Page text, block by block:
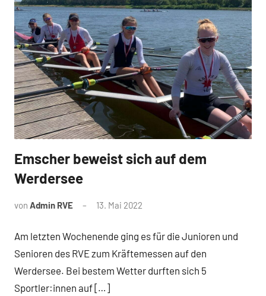
News
Emscher beweist sich auf dem
Werdersee
von Admin RVE 13. Mai 2022
Am letzten Wochenende ging es für die Junioren und
Senioren des RVE zum Kräftemessen auf den
Werdersee. Bei bestem Wetter durften sich 5
Sportler:innen auf […]